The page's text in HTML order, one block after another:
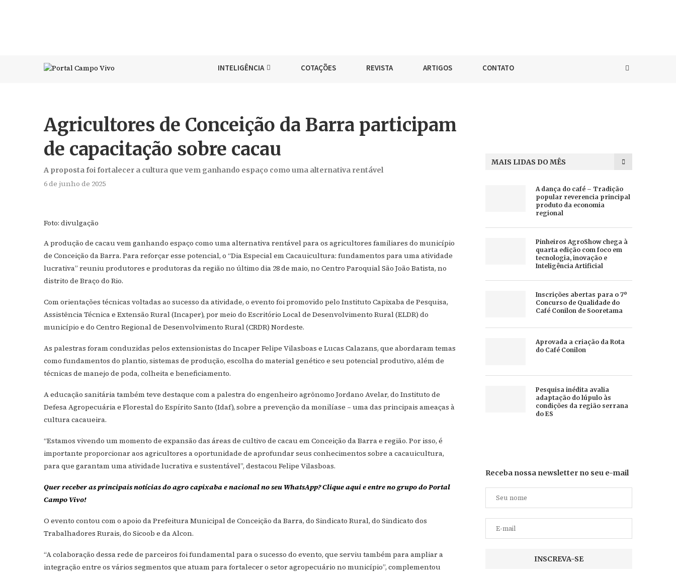
INTELIGÊNCIA COTAÇÕES REVISTA ARTIGOS CONTATO
Agricultores de Conceição da Barra participam
de capacitação sobre cacau
A proposta foi fortalecer a cultura que vem ganhando espaço como uma alternativa rentável
6 de junho de 2025
Foto: divulgação
A produção de cacau vem ganhando espaço como uma alternativa rentável para os agricultores familiares do município
de Conceição da Barra. Para reforçar esse potencial, o “Dia Especial em Cacauicultura: fundamentos para uma atividade
lucrativa” reuniu produtores e produtoras da região no último dia 28 de maio, no Centro Paroquial São João Batista, no
distrito de Braço do Rio.
Com orientações técnicas voltadas ao sucesso da atividade, o evento foi promovido pelo Instituto Capixaba de Pesquisa,
Assistência Técnica e Extensão Rural (Incaper), por meio do Escritório Local de Desenvolvimento Rural (ELDR) do
município e do Centro Regional de Desenvolvimento Rural (CRDR) Nordeste.
As palestras foram conduzidas pelos extensionistas do Incaper Felipe Vilasboas e Lucas Calazans, que abordaram temas
como fundamentos do plantio, sistemas de produção, escolha do material genético e seu potencial produtivo, além de
técnicas de manejo de poda, colheita e beneficiamento.
A educação sanitária também teve destaque com a palestra do engenheiro agrônomo Jordano Avelar, do Instituto de
Defesa Agropecuária e Florestal do Espírito Santo (Idaf), sobre a prevenção da monilíase – uma das principais ameaças à
cultura cacaueira.
“Estamos vivendo um momento de expansão das áreas de cultivo de cacau em Conceição da Barra e região. Por isso, é
importante proporcionar aos agricultores a oportunidade de aprofundar seus conhecimentos sobre a cacauicultura,
para que garantam uma atividade lucrativa e sustentável”, destacou Felipe Vilasboas.
Quer receber as principais notícias do agro capixaba e nacional no seu WhatsApp? Clique aqui e entre no grupo do Portal
Campo Vivo!
O evento contou com o apoio da Prefeitura Municipal de Conceição da Barra, do Sindicato Rural, do Sindicato dos
Trabalhadores Rurais, do Sicoob e da Alcon.
“A colaboração dessa rede de parceiros foi fundamental para o sucesso do evento, que serviu também para ampliar a
integração entre os vários segmentos que atuam para fortalecer o setor agropecuário no município”, complementou
MAIS LIDAS DO MÊS
A dança do café – Tradição
popular reverencia principal
produto da economia
regional
Pinheiros AgroShow chega à
quarta edição com foco em
tecnologia, inovação e
Inteligência Artificial
Inscrições abertas para o 7º
Concurso de Qualidade do
Café Conilon de Sooretama
Aprovada a criação da Rota
do Café Conilon
Pesquisa inédita avalia
adaptação do lúpulo às
condições da região serrana
do ES
Receba nossa newsletter no seu e-mail